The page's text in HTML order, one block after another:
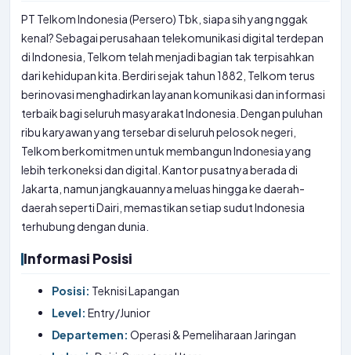
PT Telkom Indonesia (Persero) Tbk, siapa sih yang nggak
kenal? Sebagai perusahaan telekomunikasi digital terdepan
di Indonesia, Telkom telah menjadi bagian tak terpisahkan
dari kehidupan kita. Berdiri sejak tahun 1882, Telkom terus
berinovasi menghadirkan layanan komunikasi dan informasi
terbaik bagi seluruh masyarakat Indonesia. Dengan puluhan
ribu karyawan yang tersebar di seluruh pelosok negeri,
Telkom berkomitmen untuk membangun Indonesia yang
lebih terkoneksi dan digital. Kantor pusatnya berada di
Jakarta, namun jangkauannya meluas hingga ke daerah-
daerah seperti Dairi, memastikan setiap sudut Indonesia
terhubung dengan dunia.
Informasi Posisi
Posisi: Teknisi Lapangan
Level: Entry/Junior
Departemen: Operasi & Pemeliharaan Jaringan